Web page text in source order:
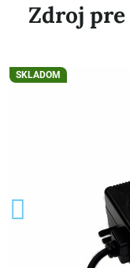
SKLADOM
Zdroj